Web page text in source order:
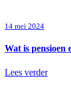
14 mei 2024
Wat is pensioen
Lees verder